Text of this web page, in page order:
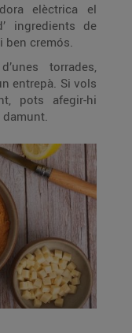
elèctrica el
ingredients de
ben cremós.
torrades,
entrepà. Si vols
pots afegir-hi